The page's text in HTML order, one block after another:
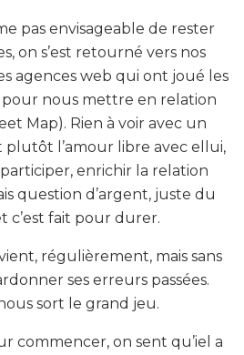
pas envisageable de rester
on s’est retourné vers nos
agences web qui ont joué les
nous mettre en relation
Map). Rien à voir avec un
plutôt l’amour libre avec ellui,
enrichir la relation
question d’argent, juste du
c’est fait pour durer.
régulièrement, mais sans
ses erreurs passées.
sort le grand jeu.
commencer, on sent qu’iel a